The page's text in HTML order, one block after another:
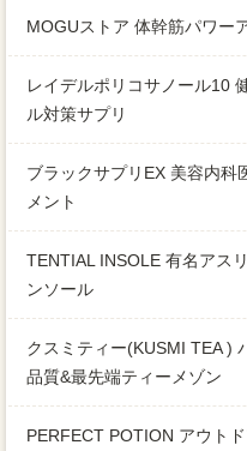
MOGUストア 体幹筋パワー
レイデルポリコサノール10
ル対策サプリ
ブラックサプリEX 美容内科
メント
TENTIAL INSOLE 有名アス
ンソール
クスミティー(KUSMI TEA )
品質&最先端ティーメゾン
PERFECT POTION アウト